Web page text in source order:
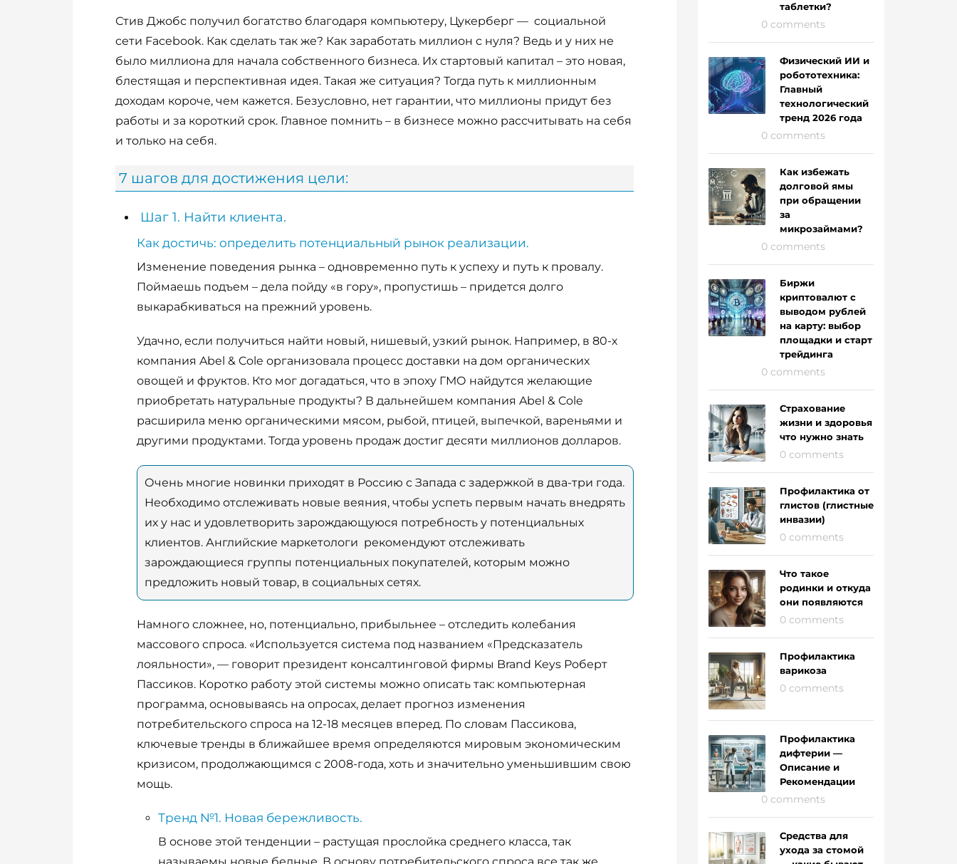
Стив Джобс получил богатство благодаря компьютеру, Цукерберг — социальной
сети Facebook. Как сделать так же? Как заработать миллион с нуля? Ведь и у них не
было миллиона для начала собственного бизнеса. Их стартовый капитал – это новая,
блестящая и перспективная идея. Такая же ситуация? Тогда путь к миллионным
доходам короче, чем кажется. Безусловно, нет гарантии, что миллионы придут без
работы и за короткий срок. Главное помнить – в бизнесе можно рассчитывать на себя
и только на себя.
7 шагов для достижения цели:
Шаг 1. Найти клиента.
Как достичь: определить потенциальный рынок реализации.
Изменение поведения рынка – одновременно путь к успеху и путь к провалу.
Поймаешь подъем – дела пойду «в гору», пропустишь – придется долго
выкарабкиваться на прежний уровень.
Удачно, если получиться найти новый, нишевый, узкий рынок. Например, в 80-х
компания Abel & Cole организовала процесс доставки на дом органических
овощей и фруктов. Кто мог догадаться, что в эпоху ГМО найдутся желающие
приобретать натуральные продукты? В дальнейшем компания Abel & Cole
расширила меню органическими мясом, рыбой, птицей, выпечкой, вареньями и
другими продуктами. Тогда уровень продаж достиг десяти миллионов долларов.
Очень многие новинки приходят в Россию с Запада с задержкой в два-три года.
Необходимо отслеживать новые веяния, чтобы успеть первым начать внедрять
их у нас и удовлетворить зарождающуюся потребность у потенциальных
клиентов. Английские маркетологи рекомендуют отслеживать
зарождающиеся группы потенциальных покупателей, которым можно
предложить новый товар, в социальных сетях.
Намного сложнее, но, потенциально, прибыльнее – отследить колебания
массового спроса. «Используется система под названием «Предсказатель
лояльности», — говорит президент консалтинговой фирмы Brand Keys Роберт
Пассиков. Коротко работу этой системы можно описать так: компьютерная
программа, основываясь на опросах, делает прогноз изменения
потребительского спроса на 12-18 месяцев вперед. По словам Пассикова,
ключевые тренды в ближайшее время определяются мировым экономическим
кризисом, продолжающимся с 2008-года, хоть и значительно уменьшившим свою
мощь.
Тренд №1. Новая бережливость.
В основе этой тенденции – растущая прослойка среднего класса, так
называемы новые бедные. В основу потребительского спроса все так же
таблетки?
0 comments
Физический ИИ и
робототехника:
Главный
технологический
тренд 2026 года
0 comments
Как избежать
долговой ямы
при обращении
за
микрозаймами?
0 comments
Биржи
криптовалют с
выводом рублей
на карту: выбор
площадки и старт
трейдинга
0 comments
Страхование
жизни и здоровья
что нужно знать
0 comments
Профилактика от
глистов (глистные
инвазии)
0 comments
Что такое
родинки и откуда
они появляются
0 comments
Профилактика
варикоза
0 comments
Профилактика
дифтерии —
Описание и
Рекомендации
0 comments
Средства для
ухода за стомой